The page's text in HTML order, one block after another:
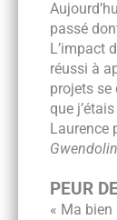
passé
L’impact
réussi à
projets se
que
Laurence
PEUR
« Ma bien